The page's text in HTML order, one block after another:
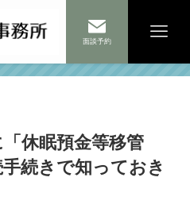
面談予約
休眠預金等移管
続きで知っておき